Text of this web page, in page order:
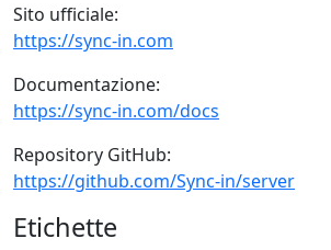
Sito ufficiale:
https://sync-in.com
Documentazione:
https://sync-in.com/docs
Repository GitHub:
https://github.com/Sync-in/server
Etichette